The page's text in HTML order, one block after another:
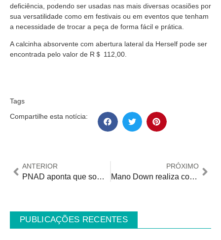
deficiência, podendo ser usadas nas mais diversas ocasiões por
sua versatilidade como em festivais ou em eventos que tenham
a necessidade de trocar a peça de forma fácil e prática.
A calcinha absorvente com abertura lateral da Herself pode ser
encontrada pelo valor de R＄ 112,00.
Tags
Compartilhe esta notícia:
ANTERIOR
PNAD aponta que somente uma em quatro pessoas com deficiência conclui o ensino básico
PRÓXIMO
Mano Down realiza colônia de férias de diversidade e inclusão para crianças e jovens com e sem deficiência
PUBLICAÇÕES RECENTES